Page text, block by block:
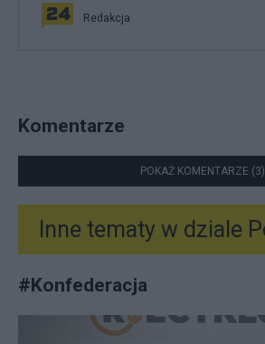
Redakcja
Komentarze
POKAŻ KOMENTARZE (3)
Inne tematy w dziale
#Konfederacja